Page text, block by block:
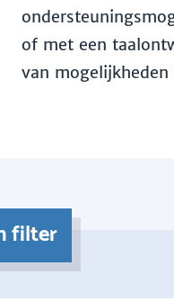
of met een
van
filter